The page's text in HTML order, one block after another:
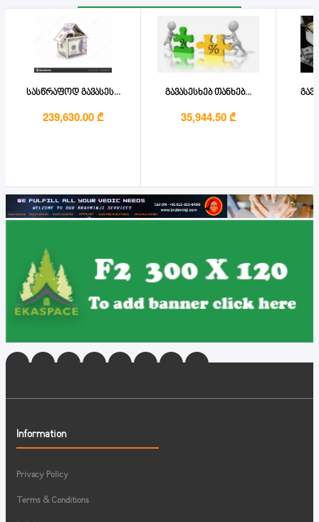
სასწრაფოდ გავასეს...
239,630.00 ₾
გავასესხებ თანხებ...
35,944.50 ₾
Information
Privacy Policy
Terms & Conditions